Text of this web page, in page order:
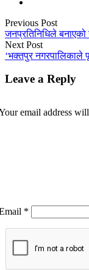
Previous Post
जनप्रतिनिधिले बनाएको
Next Post
‘भक्तपुर नगरपालिकाले
Leave a Reply
email address
*